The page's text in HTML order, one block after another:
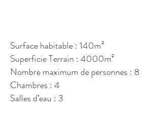
Surface habitable : 140m²
Superficie Terrain : 4000m²
Nombre maximum de personnes : 8
Chambres : 4
Salles d’eau : 3